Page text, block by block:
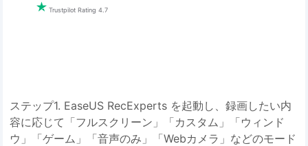
 Trustpilot Rating 4.7
ステップ1. EaseUS RecExperts を起動し、録画したい内
容に応じて「フルスクリーン」「カスタム」「ウィンド
ウ」「ゲーム」「音声のみ」「Webカメラ」などのモード